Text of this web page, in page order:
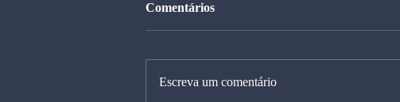
Comentários
Escreva um comentário